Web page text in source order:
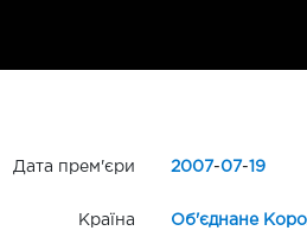
Дата прем'єри 2007-07-19
Країна Об'єднане